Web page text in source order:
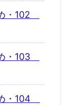
・102
・103
・104